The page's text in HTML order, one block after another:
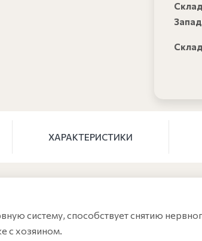
ХАРАКТЕРИСТИКИ
систему, способствует снятию
с хозяином.